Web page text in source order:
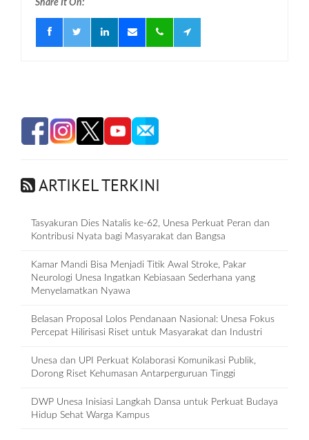
Share It On:
ARTIKEL TERKINI
Tasyakuran Dies Natalis ke-62, Unesa Perkuat Peran dan
Kontribusi Nyata bagi Masyarakat dan Bangsa
Kamar Mandi Bisa Menjadi Titik Awal Stroke, Pakar
Neurologi Unesa Ingatkan Kebiasaan Sederhana yang
Menyelamatkan Nyawa
Belasan Proposal Lolos Pendanaan Nasional: Unesa Fokus
Percepat Hilirisasi Riset untuk Masyarakat dan Industri
Unesa dan UPI Perkuat Kolaborasi Komunikasi Publik,
Dorong Riset Kehumasan Antarperguruan Tinggi
DWP Unesa Inisiasi Langkah Dansa untuk Perkuat Budaya
Hidup Sehat Warga Kampus